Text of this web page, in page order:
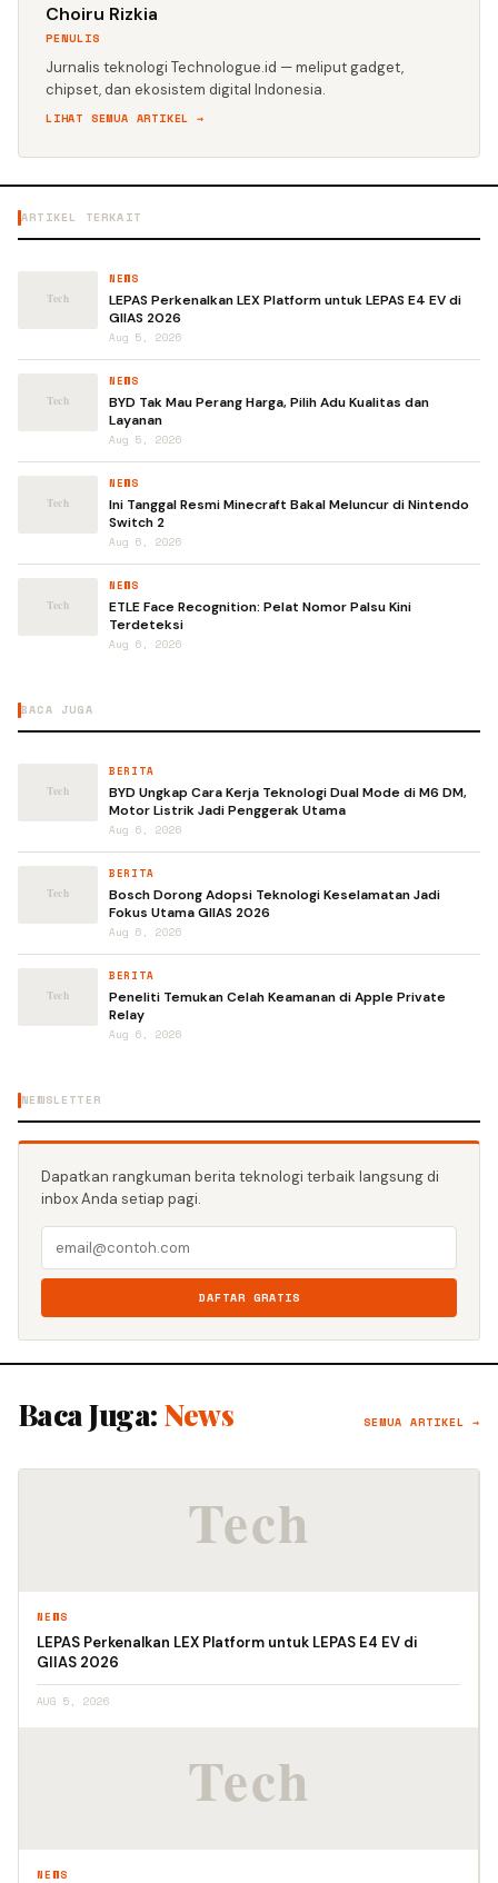
Choiru Rizkia
PENULIS
Jurnalis teknologi Technologue.id — meliput gadget,
chipset, dan ekosistem digital Indonesia.
LIHAT SEMUA ARTIKEL →
ARTIKEL TERKAIT
NEWS
LEPAS Perkenalkan LEX Platform untuk LEPAS E4 EV di
GIIAS 2026
Aug 5, 2026
NEWS
BYD Tak Mau Perang Harga, Pilih Adu Kualitas dan
Layanan
Aug 5, 2026
NEWS
Ini Tanggal Resmi Minecraft Bakal Meluncur di Nintendo
Switch 2
Aug 6, 2026
NEWS
ETLE Face Recognition: Pelat Nomor Palsu Kini
Terdeteksi
Aug 6, 2026
BACA JUGA
BERITA
BYD Ungkap Cara Kerja Teknologi Dual Mode di M6 DM,
Motor Listrik Jadi Penggerak Utama
Aug 6, 2026
BERITA
Bosch Dorong Adopsi Teknologi Keselamatan Jadi
Fokus Utama GIIAS 2026
Aug 6, 2026
BERITA
Peneliti Temukan Celah Keamanan di Apple Private
Relay
Aug 6, 2026
NEWSLETTER
Dapatkan rangkuman berita teknologi terbaik langsung di
inbox Anda setiap pagi.
DAFTAR GRATIS
Baca Juga: News SEMUA ARTIKEL →
NEWS
LEPAS Perkenalkan LEX Platform untuk LEPAS E4 EV di
GIIAS 2026
AUG 5, 2026
NEWS